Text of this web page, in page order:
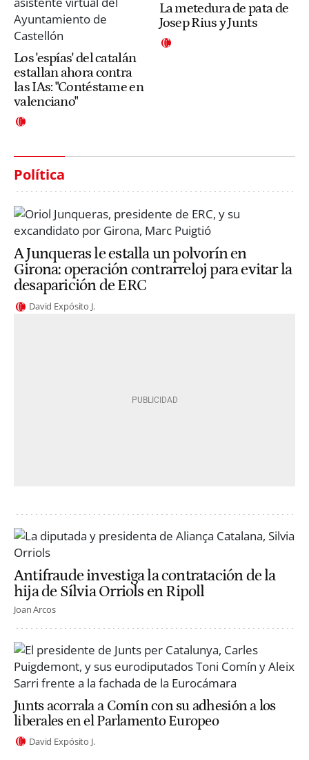
Los 'espías' del catalán
estallan ahora contra
las IAs: "Contéstame en
valenciano"
La metedura de pata de
Josep Rius y Junts
Política
A Junqueras le estalla un polvorín en
Girona: operación contrarreloj para evitar la
desaparición de ERC
David Expósito J.
Antifraude investiga la contratación de la
hija de Sílvia Orriols en Ripoll
Joan Arcos
Junts acorrala a Comín con su adhesión a los
liberales en el Parlamento Europeo
David Expósito J.